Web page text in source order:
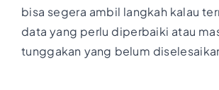
bisa segera ambil langkah kalau
data yang perlu diperbaiki atau
tunggakan yang belum